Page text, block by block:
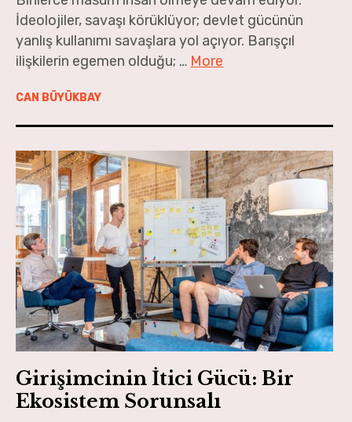
Geçen Ay’dan
İdeolojiler, savaşı körüklüyor; devlet gücünün
yanlış kullanımı savaşlara yol açıyor. Barışçıl
ilişkilerin egemen olduğu; … More
CAN BÜYÜKBAY
Girişimcinin İtici Gücü: Bir
Ekosistem Sorunsalı